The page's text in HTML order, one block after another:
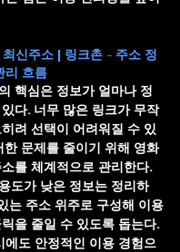
신주소 | 링크촌 - 주소 정
리 흐름
핵심은 정보가 얼마나 정
다. 너무 많은 링크가 무작
려 선택이 어려워질 수 있
한 문제를 줄이기 위해 영화
를 체계적으로 관리한다.
도가 낮은 정보는 정리하
는 주소 위주로 구성해 이용
을 줄일 수 있도록 돕는다.
에도 안정적인 이용 경험으